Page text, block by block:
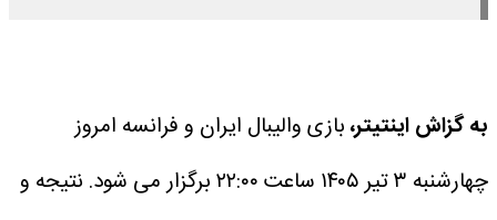
به گزاش اینتیتر،بازی والیبال ایران و فرانسه امروز
چهارشنبه ۳ تیر ۱۴۰۵ ساعت ۲۲:۰۰ برگزار می شود.
نتیجه و